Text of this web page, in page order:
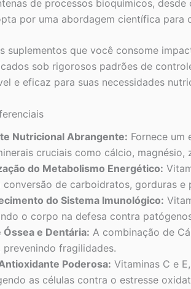
de processos bioquímicos,
por uma abordagem científica para
suplementos que você consome
sob rigorosos padrões de
e eficaz para suas necessidades
Nutricional Abrangente: Fornece um
cruciais como cálcio, magnésio,
do Metabolismo Energético:
conversão de carboidratos, gorduras e
do Sistema Imunológico:
o corpo na defesa contra
Óssea e Dentária: A combinação de
prevenindo fragilidades.
Poderosa: Vitaminas C e
as células contra o estresse